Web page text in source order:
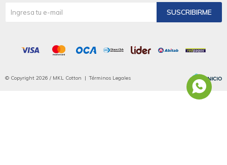
SUSCRIBIRME
© Copyright 2026 / MKL Cotton |Términos Legales